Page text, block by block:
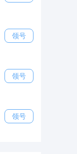
领号
领号
领号